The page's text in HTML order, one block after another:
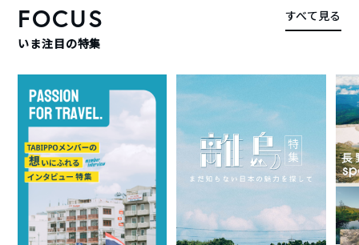
FOCUS
いま注目の特集
すべて見る